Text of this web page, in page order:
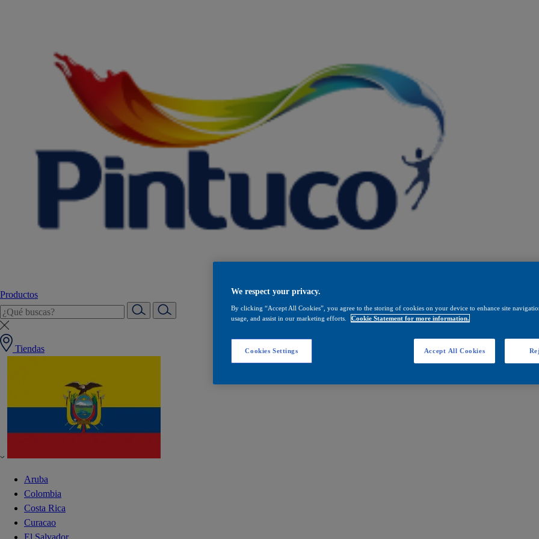
Productos
Tiendas
Aruba
Colombia
Costa Rica
Curacao
El Salvador
We respect your privacy.
By clicking “Accept All Cookies”, you agree to the storing of cookies on your device to enhance site
usage, and assist in our marketing efforts.
Cookie Statement for more information.
Cookies Settings Accept All Cookies